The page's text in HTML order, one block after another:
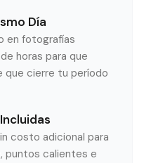
Día
en fotografías
horas para que
que cierre tu período
costo adicional para
puntos calientes e